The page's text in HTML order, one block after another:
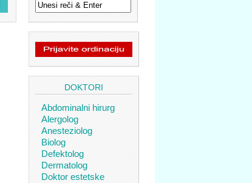
DOKTORI
Abdominalni hirurg
Alergolog
Anesteziolog
Biolog
Defektolog
Dermatolog
Doktor estetske